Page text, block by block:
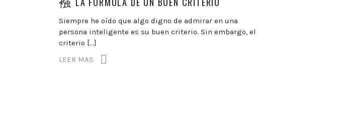
Siempre he oído que algo digno de admirar en una
persona inteligente es su buen criterio. Sin embargo, el
criterio […]
LEER MAS